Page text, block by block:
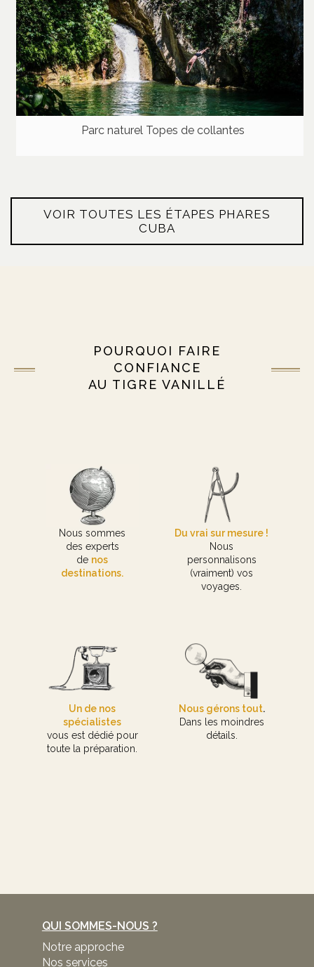
Parc naturel Topes de collantes
VOIR TOUTES LES ÉTAPES PHARES
CUBA
POURQUOI FAIRE
CONFIANCE
AU TIGRE VANILLÉ
Nous sommes
des experts
de nos
destinations.
Du vrai sur mesure !
Nous
personnalisons
(vraiment) vos
voyages.
Un de nos
spécialistes
vous est dédié pour
toute la préparation.
Nous gérons tout.
Dans les moindres
détails.
QUI SOMMES-NOUS ?
Notre approche
Nos services